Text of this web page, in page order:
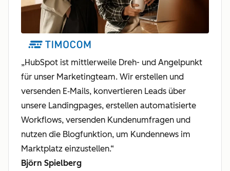
„HubSpot ist mittlerweile Dreh- und Angelpunkt
für unser Marketingteam. Wir erstellen und
versenden E‑Mails, konvertieren Leads über
unsere Landingpages, erstellen automatisierte
Workflows, versenden Kundenumfragen und
nutzen die Blogfunktion, um Kundennews im
Marktplatz einzustellen.“
Björn Spielberg